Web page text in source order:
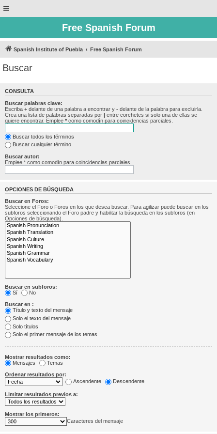
Free Spanish Forum
Spanish Institute of Puebla Free Spanish Forum
Buscar
CONSULTA
Buscar palabras clave:
Escriba + delante de una palabra a encontrar y - delante de la palabra para excluirla.
Crea una lista de palabras separadas por | entre corchetes si solo una de ellas se
quiere encontrar. Emplee * como comodín para coincidencias parciales.
Buscar todos los términos
Buscar cualquier término
Buscar autor:
Emplee * como comodín para coincidencias parciales.
OPCIONES DE BÚSQUEDA
Buscar en Foros:
Seleccione el Foro o Foros en los que desea buscar. Para agilizar puede buscar en los
subforos seleccionando el Foro padre y habilitar la búsqueda en los subforos (en
Opciones de búsqueda).
Buscar en subforos:
Sí
No
Buscar en :
Título y texto del mensaje
Solo el texto del mensaje
Solo títulos
Solo el primer mensaje de los temas
Mostrar resultados como:
Mensajes
Temas
Ordenar resultados por:
Ascendente
Descendente
Limitar resultados previos a:
Mostrar los primeros:
Caracteres del mensaje